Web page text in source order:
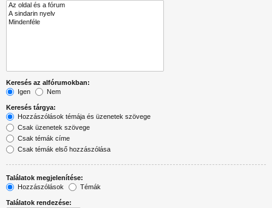
Keresés az alfórumokban:
Igen
Nem
Keresés tárgya:
Hozzászólások témája és üzenetek szövege
Csak üzenetek szövege
Csak témák címe
Csak témák első hozzászólása
Találatok megjelenítése:
Hozzászólások
Témák
Találatok rendezése: